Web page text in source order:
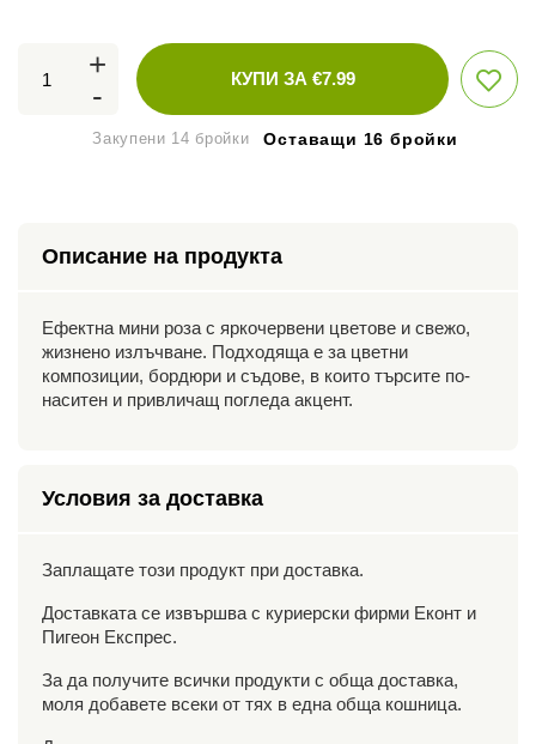
+
-
КУПИ ЗА €7.99
Закупени 14 бройки Оставащи 16 бройки
Описание на продукта
Ефектна мини роза с яркочервени цветове и свежо,
жизнено излъчване. Подходяща е за цветни
композиции, бордюри и съдове, в които търсите по-
наситен и привличащ погледа акцент.
Условия за доставка
Заплащате този продукт при доставка.
Доставката се извършва с куриерски фирми Еконт и
Пигеон Експрес.
За да получите всички продукти с обща доставка,
моля добавете всеки от тях в една обща кошница.